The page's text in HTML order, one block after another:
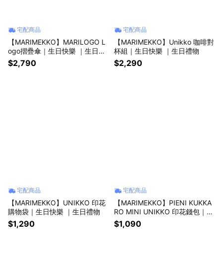
宅配商品
【MARIMEKKO】MARILOGO L
ogo摺疊傘｜生日快樂 ｜生日禮
物
$2,790
宅配商品
【MARIMEKKO】Unikko 咖啡對
杯組｜生日快樂 ｜生日禮物
$2,290
宅配商品
【MARIMEKKO】UNIKKO 印花
購物袋｜生日快樂 ｜生日禮物
$1,290
宅配商品
【MARIMEKKO】PIENI KUKKA
RO MINI UNIKKO 印花錢包｜送
禮推薦 ｜禮物推薦
$1,090